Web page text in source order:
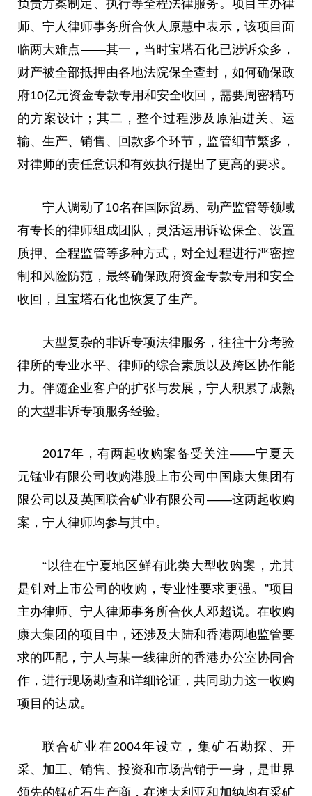
负责方案制定、执行等全程法律服务。项目主办律
师、宁人律师事务所合伙人原慧中表示，该项目面
临两大难点——其一，当时宝塔石化已涉诉众多，
财产被全部抵押由各地法院保全查封，如何确保政
府10亿元资金专款专用和安全收回，需要周密精巧
的方案设计；其二，整个过程涉及原油进关、运
输、生产、销售、回款多个环节，监管细节繁多，
对律师的责任意识和有效执行提出了更高的要求。
宁人调动了10名在国际贸易、动产监管等领域
有专长的律师组成团队，灵活运用诉讼保全、设置
质押、全程监管等多种方式，对全过程进行严密控
制和风险防范，最终确保政府资金专款专用和安全
收回，且宝塔石化也恢复了生产。
大型复杂的非诉专项法律服务，往往十分考验
律所的专业水平、律师的综合素质以及跨区协作能
力。伴随企业客户的扩张与发展，宁人积累了成熟
的大型非诉专项服务经验。
2017年，有两起收购案备受关注——宁夏天
元锰业有限公司收购港股上市公司中国康大集团有
限公司以及英国联合矿业有限公司——这两起收购
案，宁人律师均参与其中。
“以往在宁夏地区鲜有此类大型收购案，尤其
是针对上市公司的收购，专业性要求更强。”项目
主办律师、宁人律师事务所合伙人邓超说。在收购
康大集团的项目中，还涉及大陆和香港两地监管要
求的匹配，宁人与某一线律所的香港办公室协同合
作，进行现场勘查和详细论证，共同助力这一收购
项目的达成。
联合矿业在2004年设立，集矿石勘探、开
采、加工、销售、 投资和市场营销于一身，是世界
领先的锰矿石生产商，在澳大利亚和加纳均有采矿